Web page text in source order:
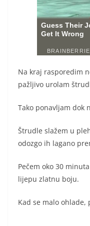
Na kraj rasporedim
pažljivo urolam
Tako ponavljam dok
Štrudle slažem u
odozgo ih lagano
Pečem oko 30
lijepu zlatnu boju.
Kad se malo